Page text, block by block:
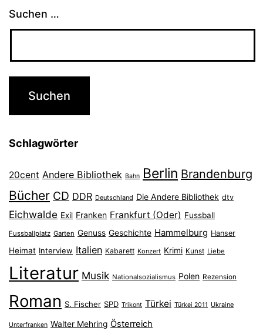
Suchen …
Schlagwörter
20cent Andere Bibliothek Bahn Berlin Brandenburg
Bücher CD DDR Deutschland Die Andere Bibliothek dtv
Eichwalde Exil Franken Frankfurt (Oder) Fussball
Fussballplatz Garten Genuss Geschichte Hammelburg Hanser
Heimat Interview Italien Kabarett Konzert Krimi Kunst Liebe
Literatur Musik Nationalsozialismus Polen Rezension
Roman S. Fischer SPD Trikont Türkei Türkei 2011 Ukraine
Unterfranken Walter Mehring Österreich